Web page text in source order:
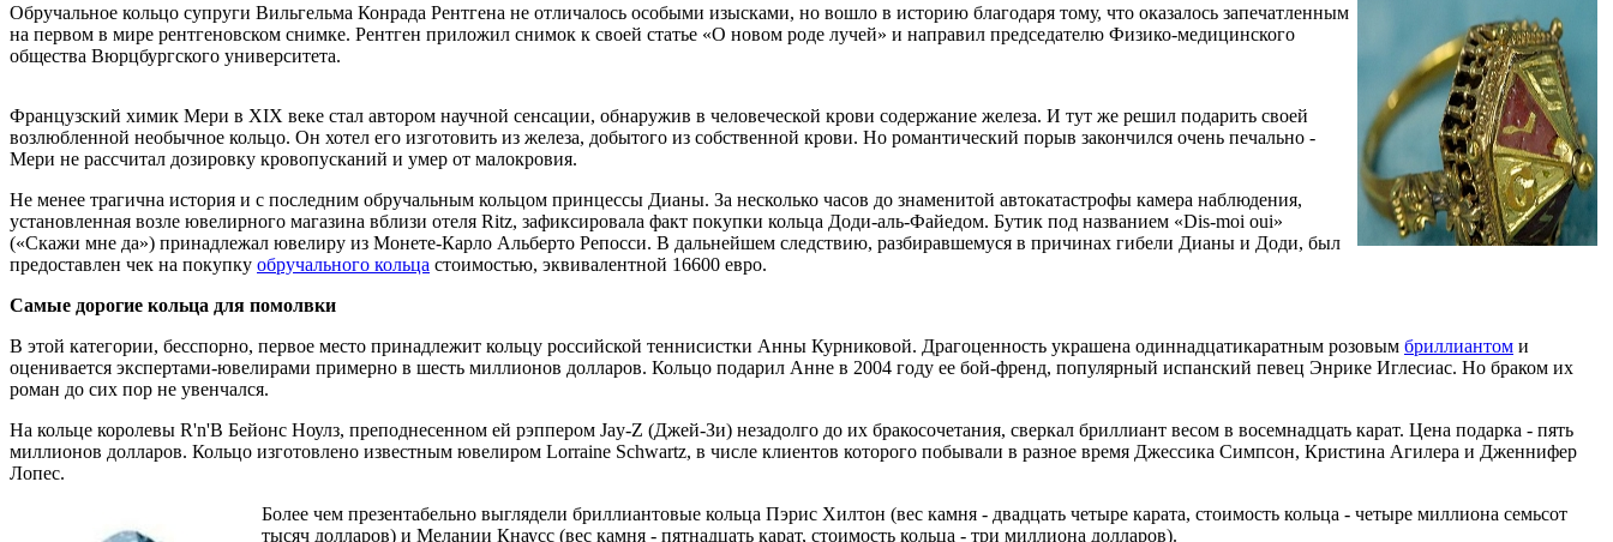
Обручальное кольцо супруги Вильгельма Конрада Рентгена не отличалось особыми изысками, но вошло в историю благодаря тому, что оказалось запечатленным
на первом в мире рентгеновском снимке. Рентген приложил снимок к своей статье «О новом роде лучей» и направил председателю Физико-медицинского
общества Вюрцбургского университета.
Французский химик Мери в XIX веке стал автором научной сенсации, обнаружив в человеческой крови содержание железа. И тут же решил подарить своей
возлюбленной необычное кольцо. Он хотел его изготовить из железа, добытого из собственной крови. Но романтический порыв закончился очень печально -
Мери не рассчитал дозировку кровопусканий и умер от малокровия.
Не менее трагична история и с последним обручальным кольцом принцессы Дианы. За несколько часов до знаменитой автокатастрофы камера наблюдения,
установленная возле ювелирного магазина вблизи отеля Ritz, зафиксировала факт покупки кольца Доди-аль-Файедом. Бутик под названием «Dis-moi oui»
(«Скажи мне да») принадлежал ювелиру из Монете-Карло Альберто Репосси. В дальнейшем следствию, разбиравшемуся в причинах гибели Дианы и Доди, был
предоставлен чек на покупку обручального кольца стоимостью, эквивалентной 16600 евро.
Самые дорогие кольца для помолвки
В этой категории, бесспорно, первое место принадлежит кольцу российской теннисистки Анны Курниковой. Драгоценность украшена одиннадцатикаратным розовым бриллиантом и
оценивается экспертами-ювелирами примерно в шесть миллионов долларов. Кольцо подарил Анне в 2004 году ее бой-френд, популярный испанский певец Энрике Иглесиас. Но браком их
роман до сих пор не увенчался.
На кольце королевы R'n'B Бейонс Ноулз, преподнесенном ей рэппером Jay-Z (Джей-Зи) незадолго до их бракосочетания, сверкал бриллиант весом в восемнадцать карат. Цена подарка - пять
миллионов долларов. Кольцо изготовлено известным ювелиром Lorraine Schwartz, в числе клиентов которого побывали в разное время Джессика Симпсон, Кристина Агилера и Дженнифер
Лопес.
Более чем презентабельно выглядели бриллиантовые кольца Пэрис Хилтон (вес камня - двадцать четыре карата, стоимость кольца - четыре миллиона семьсот
тысяч долларов) и Мелании Кнаусс (вес камня - пятнадцать карат, стоимость кольца - три миллиона долларов).